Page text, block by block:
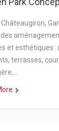
Châteaugiron,
et esthétiques
terrasses,